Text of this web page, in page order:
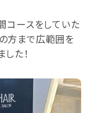
コースをしていた
方まで広範囲を
た！